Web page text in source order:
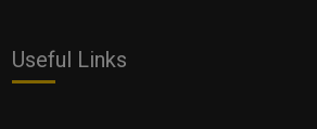
Useful Links